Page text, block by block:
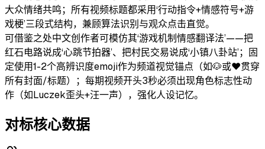
大众情绪共鸣；所有视频标题都采用‘行动指令+情感符号+游
戏梗’三段式结构，兼顾算法识别与观众点击直觉。
可借鉴之处中文创作者可模仿其‘游戏机制情感翻译法’——把
红石电路说成‘心跳节拍器’、把村民交易说成‘小镇八卦站’；固
定使用1-2个高辨识度emoji作为频道视觉锚点（如🐶或❤️贯穿
所有封面/标题）；每期视频开头3秒必须出现角色标志性动
作（如Luczek歪头+汪一声），强化人设记忆。
对标核心数据